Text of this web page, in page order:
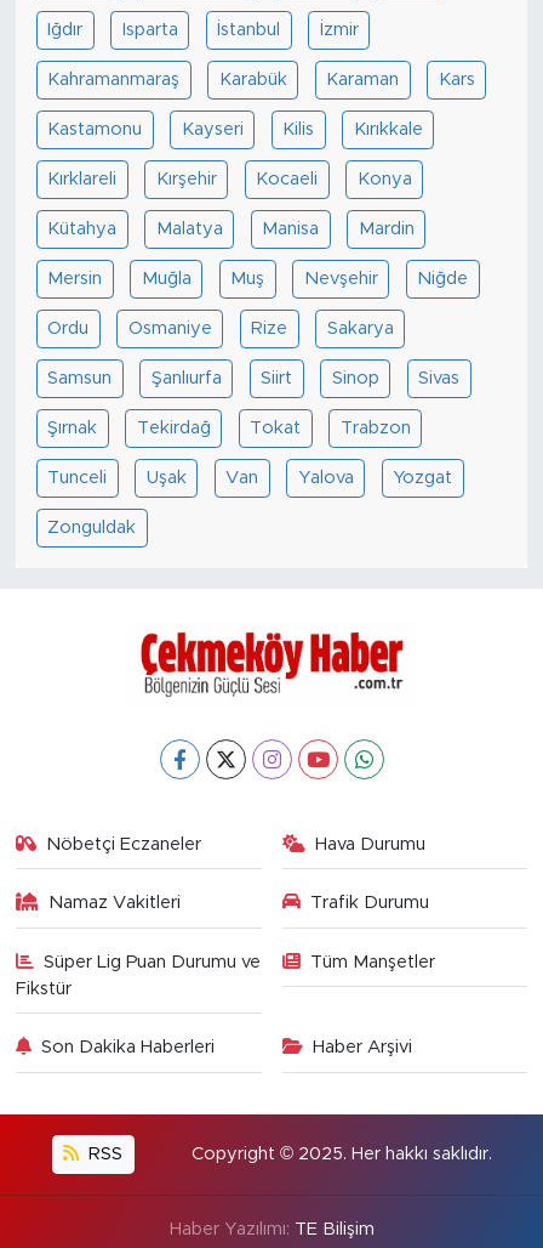
Iğdır Isparta İstanbul İzmir
Kahramanmaraş Karabük Karaman Kars
Kastamonu Kayseri Kilis Kırıkkale
Kırklareli Kırşehir Kocaeli Konya
Kütahya Malatya Manisa Mardin
Mersin Muğla Muş Nevşehir Niğde
Ordu Osmaniye Rize Sakarya
Samsun Şanlıurfa Siirt Sinop Sivas
Şırnak Tekirdağ Tokat Trabzon
Tunceli Uşak Van Yalova Yozgat
Zonguldak
Nöbetçi Eczaneler Hava Durumu
Namaz Vakitleri Trafik Durumu
Süper Lig Puan Durumu ve
Fikstür
Tüm Manşetler
Son Dakika Haberleri Haber Arşivi
RSS Copyright © 2025. Her hakkı saklıdır.
Haber Yazılımı: TE Bilişim